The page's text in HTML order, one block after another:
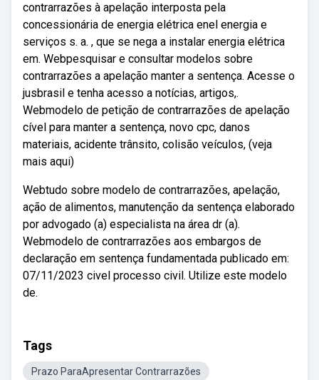
contrarrazões à apelação interposta pela
concessionária de energia elétrica enel energia e
serviços s. a. , que se nega a instalar energia elétrica
em. Webpesquisar e consultar modelos sobre
contrarrazões a apelação manter a sentença. Acesse o
jusbrasil e tenha acesso a notícias, artigos,.
Webmodelo de petição de contrarrazões de apelação
cível para manter a sentença, novo cpc, danos
materiais, acidente trânsito, colisão veículos, (veja
mais aqui)
Webtudo sobre modelo de contrarrazões, apelação,
ação de alimentos, manutenção da sentença elaborado
por advogado (a) especialista na área dr (a).
Webmodelo de contrarrazões aos embargos de
declaração em sentença fundamentada publicado em:
07/11/2023 civel processo civil. Utilize este modelo
de.
Tags
Prazo ParaApresentar Contrarrazões